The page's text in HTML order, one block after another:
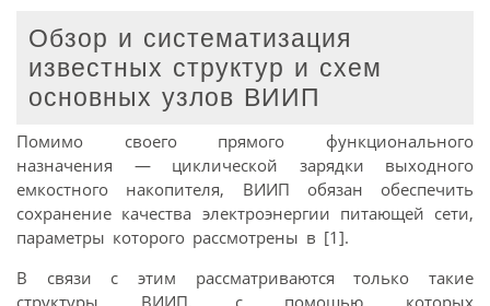
Обзор и систематизация
известных структур и схем
основных узлов ВИИП
Помимо своего прямого функционального
назначения — циклической зарядки выходного
емкостного накопителя, ВИИП обязан обеспечить
сохранение качества электроэнергии питающей сети,
параметры которого рассмотрены в [1].
В связи с этим рассматриваются только такие